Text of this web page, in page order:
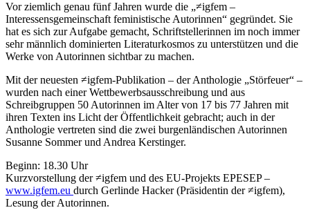
Vor ziemlich genau fünf Jahren wurde die „≠igfem –
Interessensgemeinschaft feministische Autorinnen“ gegründet. Sie
hat es sich zur Aufgabe gemacht, Schriftstellerinnen im noch immer
sehr männlich dominierten Literaturkosmos zu unterstützen und die
Werke von Autorinnen sichtbar zu machen.
Mit der neuesten ≠igfem-Publikation – der Anthologie „Störfeuer“ –
wurden nach einer Wettbewerbsausschreibung und aus
Schreibgruppen 50 Autorinnen im Alter von 17 bis 77 Jahren mit
ihren Texten ins Licht der Öffentlichkeit gebracht; auch in der
Anthologie vertreten sind die zwei burgenländischen Autorinnen
Susanne Sommer und Andrea Kerstinger.
Beginn: 18.30 Uhr
Kurzvorstellung der ≠igfem und des EU-Projekts EPESEP –
www.igfem.eu durch Gerlinde Hacker (Präsidentin der ≠igfem),
Lesung der Autorinnen.